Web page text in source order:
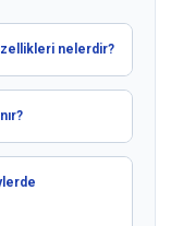
nelerdir?